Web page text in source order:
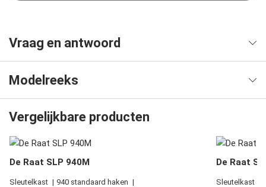
Vraag en antwoord
Modelreeks
Vergelijkbare producten
De Raat SLP 940M
Sleutelkast
940 standaard haken
De Raat
Sleutelkast